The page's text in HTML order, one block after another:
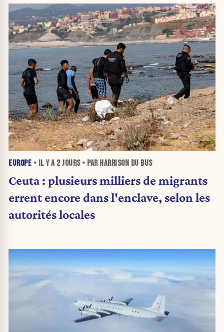
EUROPE • IL Y A 2 JOURS• PAR HARRISON DU BUS
Ceuta : plusieurs milliers de migrants
errent encore dans l'enclave, selon les
autorités locales